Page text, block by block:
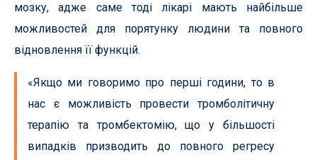
мозку, адже саме тоді лікарі мають найбільше
можливостей для порятунку людини та повного
відновлення її функцій.
«Якщо ми говоримо про перші години, то в
нас є можливість провести тромболітичну
терапію та тромбектомію, що у більшості
випадків призводить до повного регресу